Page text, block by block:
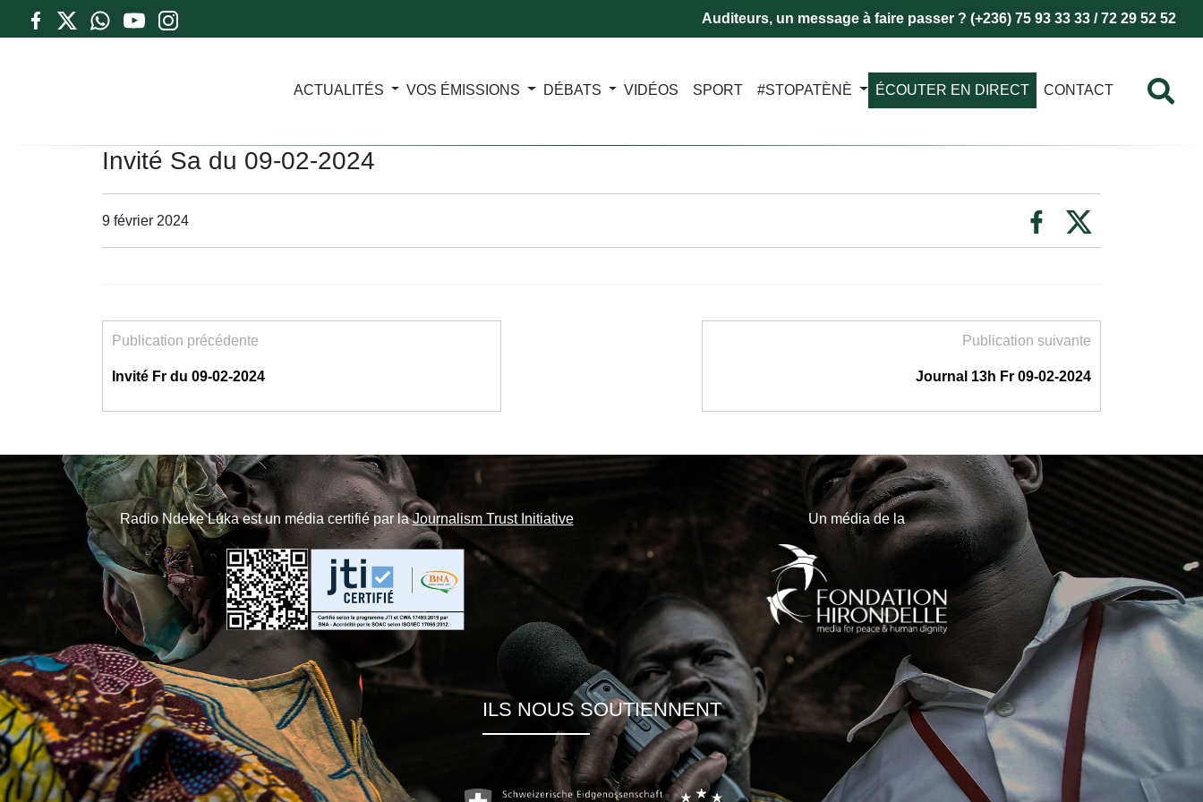
Auditeurs, un message à faire passer ? (+236) 75 93 33 33 / 72 29 52 52
ACTUALITÉS VOS ÉMISSIONS DÉBATS VIDÉOS SPORT #STOPATÈNÈ ÉCOUTER EN DIRECT CONTACT
Invité Sa du 09-02-2024
9 février 2024
Publication précédente
Invité Fr du 09-02-2024
Publication suivante
Journal 13h Fr 09-02-2024
Radio Ndeke Luka est un média certifié par laJournalism Trust Initiative Un média de la
ILS NOUS SOUTIENNENT